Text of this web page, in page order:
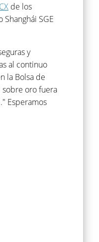
de los
SGE
y
al continuo
la Bolsa de
sobre oro fuera
Esperamos